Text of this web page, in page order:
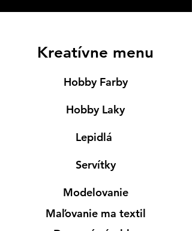
Kreatívne menu
Hobby Farby
Hobby Laky
Lepidlá
Servítky
Modelovanie
Maľovanie ma textil